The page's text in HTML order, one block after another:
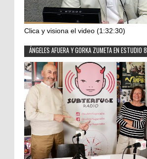
Clica y visiona el video (1:32:30)
ÁNGELES AFUERA Y GORKA ZUMETA EN ESTUDIO 8